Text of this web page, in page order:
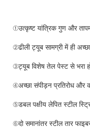
①उत्कृष्ट यांत्रिक गुण और
②ढीली ट्यूब सामग्री में ही
③ट्यूब विशेष तेल पेस्ट से भरा
④अच्छा संपीड़न प्रतिरोध और
⑤डबल पक्षीय लेपित स्टील
⑥दो समानांतर स्टील तार